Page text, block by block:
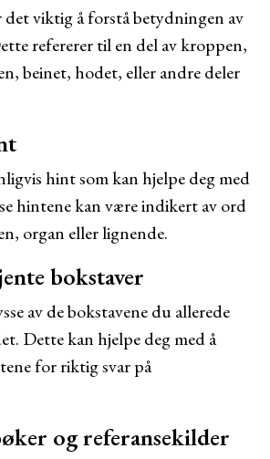
det viktig å forstå betydningen av
refererer til en del av kroppen,
beinet, hodet, eller andre deler
hint som kan hjelpe deg med
hintene kan være indikert av ord
organ eller lignende.
bokstaver
av de bokstavene du allerede
Dette kan hjelpe deg med å
for riktig svar på
og referansekilder